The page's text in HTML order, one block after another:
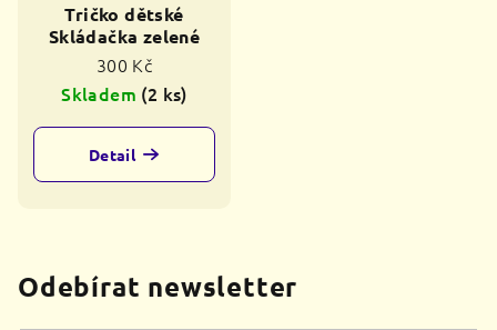
Tričko dětské
Skládačka zelené
300 Kč
Skladem (2 ks)
Detail
Odebírat newsletter